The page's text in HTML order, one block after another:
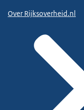
Over Rijksoverheid.nl